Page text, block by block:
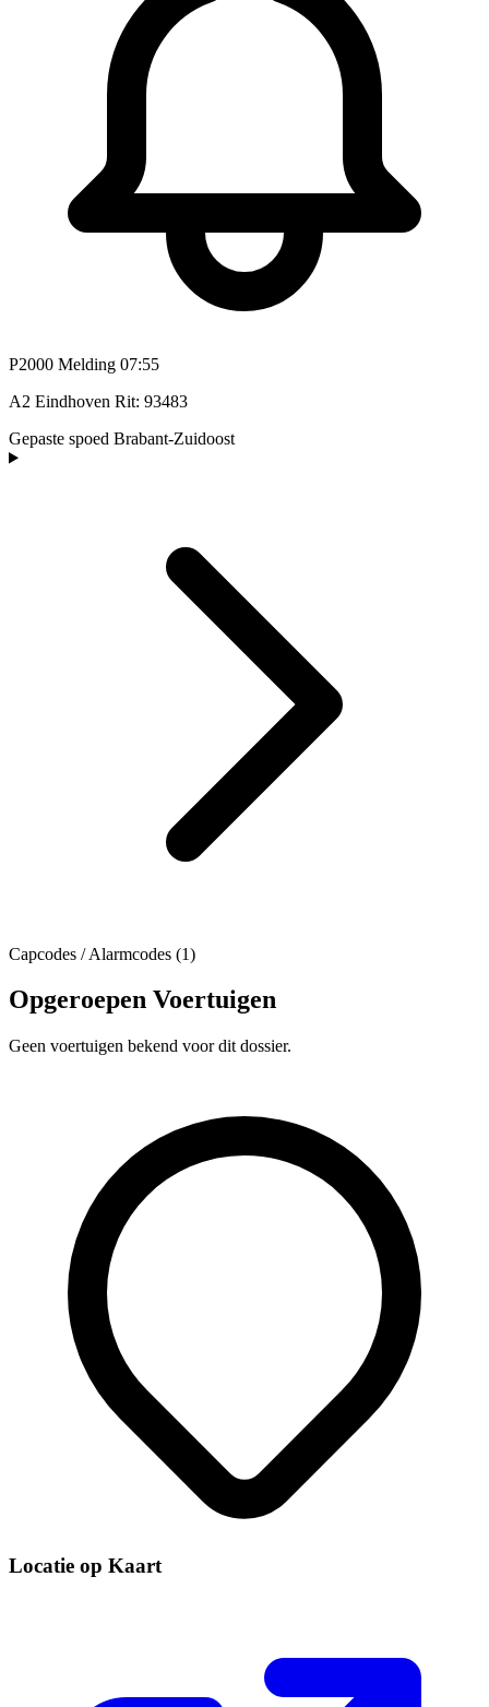
P2000 Melding 07:55
A2 Eindhoven Rit: 93483
Gepaste spoed Brabant-Zuidoost
Capcodes / Alarmcodes (1)
Opgeroepen Voertuigen
Geen voertuigen bekend voor dit dossier.
Locatie op Kaart